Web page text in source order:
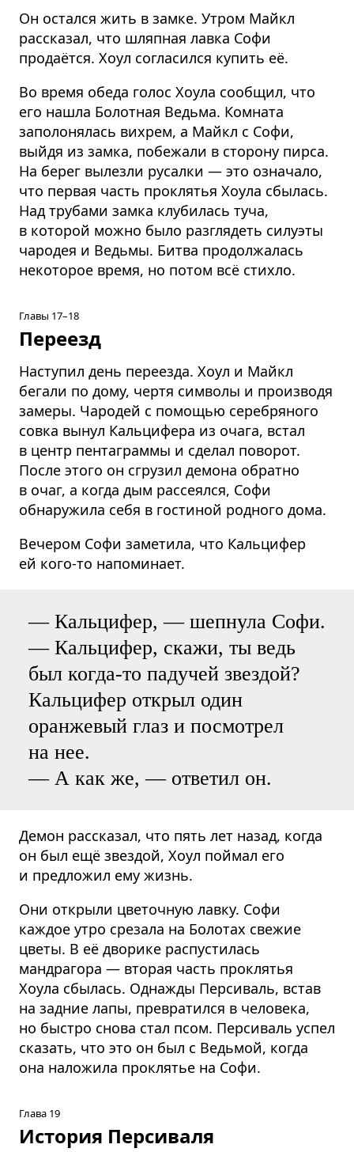
Он остался жить в замке. Утром Майкл
рассказал, что шляпная лавка Софи
продаётся. Хоул согласился купить её.
Во время обеда голос Хоула сообщил, что
его нашла Болотная Ведьма. Комната
заполонялась вихрем, а Майкл с Софи,
выйдя из замка, побежали в сторону пирса.
На берег вылезли русалки — это означало,
что первая часть проклятья Хоула сбылась.
Над трубами замка клубилась туча,
в которой можно было разглядеть силуэты
чародея и Ведьмы. Битва продолжалась
некоторое время, но потом всё стихло.
Главы 17–18
Переезд
Наступил день переезда. Хоул и Майкл
бегали по дому, чертя символы и производя
замеры. Чародей с помощью серебряного
совка вынул Кальцифера из очага, встал
в центр пентаграммы и сделал поворот.
После этого он сгрузил демона обратно
в очаг, а когда дым рассеялся, Софи
обнаружила себя в гостиной родного дома.
Вечером Софи заметила, что Кальцифер
ей кого-то напоминает.
— Кальцифер, — шепнула Софи.
— Кальцифер, скажи, ты ведь
был когда-то падучей звездой?
Кальцифер открыл один
оранжевый глаз и посмотрел
на нее.
— А как же, — ответил он.
Демон рассказал, что пять лет назад, когда
он был ещё звездой, Хоул поймал его
и предложил ему жизнь.
Они открыли цветочную лавку. Софи
каждое утро срезала на Болотах свежие
цветы. В её дворике распустилась
мандрагора — вторая часть проклятья
Хоула сбылась. Однажды Персиваль, встав
на задние лапы, превратился в человека,
но быстро снова стал псом. Персиваль успел
сказать, что это он был с Ведьмой, когда
она наложила проклятье на Софи.
Глава 19
История Персиваля